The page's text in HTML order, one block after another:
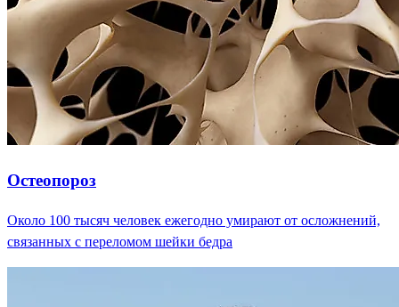
Остеопороз
Около 100 тысяч человек ежегодно умирают от осложнений,
связанных с переломом шейки бедра